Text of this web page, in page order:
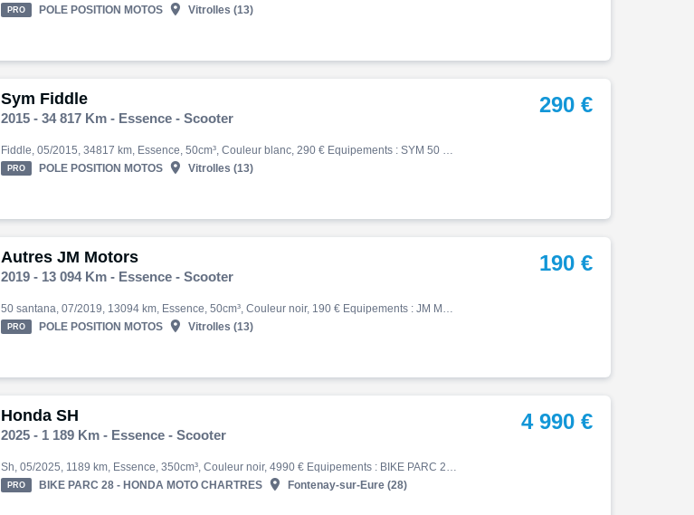
PRO POLE POSITION MOTOS  Vitrolles (13)
Sym Fiddle
2015 - 34 817 Km - Essence - Scooter
Fiddle, 05/2015, 34817 km, Essence, 50cm³, Couleur blanc, 290 € Equipements : SYM 50 FIDDLE Scooter vendu dans l'état Procédure RSV suite retour de vol Pour garage ou export Réf 63322 Groupe BIKE ECO - POLE POSITION MOTO & PROVENCE MOTO CASSE Véhicules d'occasion et pièces détac…
PRO POLE POSITION MOTOS  Vitrolles (13)
290 €
Autres JM Motors
2019 - 13 094 Km - Essence - Scooter
50 santana, 07/2019, 13094 km, Essence, 50cm³, Couleur noir, 190 € Equipements : JM MOTORS 50 SANTANA Scooter vendu en procédure RSV suite retour de vol Pour garage ou export Moteur OK Réf 64092 Groupe BIKE ECO - POLE POSITION MOTO & PROVENCE MOTO CASSE Véhicules d'occasion et p…
PRO POLE POSITION MOTOS  Vitrolles (13)
190 €
Honda SH
2025 - 1 189 Km - Essence - Scooter
Sh, 05/2025, 1189 km, Essence, 350cm³, Couleur noir, 4990 € Equipements : BIKE PARC 28 VOUS PROPOSE UN SH350 SMART TOP BOX AVEC SEULEMENT 1200 KMS EN BON ETAT ENTRETIEN A JOUR CARNET ET DOUBLE DE CLES ,Garantie constructeur jusqu'au 11/05/2031 VISIBLE FACILEMENT VIA PARIS-MONTPA…
PRO BIKE PARC 28 - HONDA MOTO CHARTRES  Fontenay-sur-Eure (28)
4 990 €